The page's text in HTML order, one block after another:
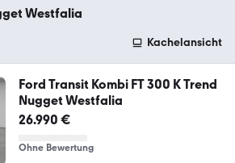
Westfalia
Kachelansicht
Ford Transit Kombi FT 300 K Trend
Nugget Westfalia
26.990 €
Ohne Bewertung